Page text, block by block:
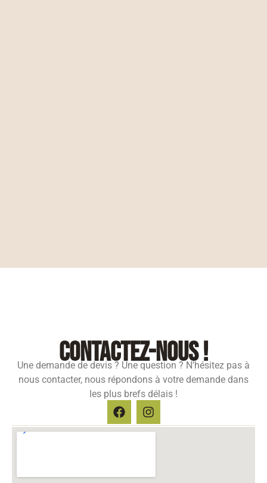
contactez-nous !
Une demande de devis ? Une question ? N’hésitez pas à
nous contacter, nous répondons à votre demande dans
les plus brefs délais !